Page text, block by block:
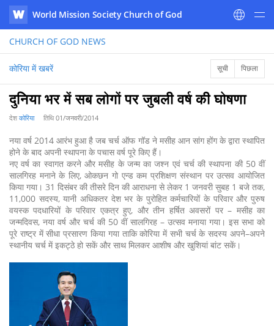
WATV
World Mission Society Church of God
CHURCH OF GOD NEWS
कोरिया में खबरें सूची पिछला
दुनिया भर में सब लोगों पर जुबली वर्ष की घोषणा
देश कोरिया तिथि01/जनवरी/2014
नया वर्ष 2014 आरंभ हुआ है जब चर्च ऑफ गॉड ने मसीह आन सांग होंग के द्वारा स्थापित
होने के बाद अपनी स्थापना के पचास वर्ष पूरे किए हैं।
नए वर्ष का स्वागत करने और मसीह के जन्म का जश्न एवं चर्च की स्थापना की 50 वीं
सालगिरह मनाने के लिए, ओकछन गो एन्ड कम प्रशिक्षण संस्थान पर उत्सव आयोजित
किया गया। 31 दिसंबर की तीसरे दिन की आराधना से लेकर 1 जनवरी सुबह 1 बजे तक,
11,000 सदस्य, यानी अधिकतर देश भर के पुरोहित कर्मचारियों के परिवार और पुरुष
वयस्क पदधारियों के परिवार एकत्र हुए, और तीन हर्षित अवसरों पर – मसीह का
जन्मदिवस, नया वर्ष और चर्च की 50 वीं सालगिरह – उत्सव मनाया गया। इस सभा को
पूरे राष्ट्र में सीधा प्रसारण किया गया ताकि कोरिया में सभी चर्च के सदस्य अपने–अपने
स्थानीय चर्च में इकट्ठे हो सकें और साथ मिलकर आशीष और खुशियां बांट सकें।